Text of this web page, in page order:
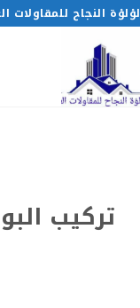
لؤلؤة النجاح للمقاولات
تركيب